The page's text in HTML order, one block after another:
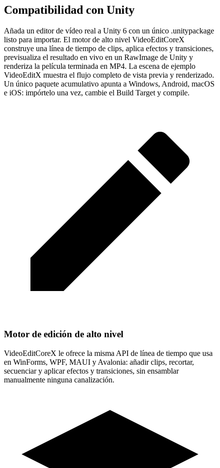
Compatibilidad con Unity
Añada un editor de vídeo real a Unity 6 con un único .unitypackage
listo para importar. El motor de alto nivel VideoEditCoreX
construye una línea de tiempo de clips, aplica efectos y transiciones,
previsualiza el resultado en vivo en un RawImage de Unity y
renderiza la película terminada en MP4. La escena de ejemplo
VideoEditX muestra el flujo completo de vista previa y renderizado.
Un único paquete acumulativo apunta a Windows, Android, macOS
e iOS: impórtelo una vez, cambie el Build Target y compile.
Motor de edición de alto nivel
VideoEditCoreX le ofrece la misma API de línea de tiempo que usa
en WinForms, WPF, MAUI y Avalonia: añadir clips, recortar,
secuenciar y aplicar efectos y transiciones, sin ensamblar
manualmente ninguna canalización.